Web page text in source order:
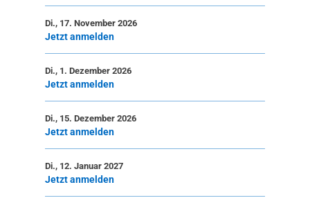
Jetzt anmelden
Di., 17. November 2026
Jetzt anmelden
Di., 1. Dezember 2026
Jetzt anmelden
Di., 15. Dezember 2026
Jetzt anmelden
Di., 12. Januar 2027